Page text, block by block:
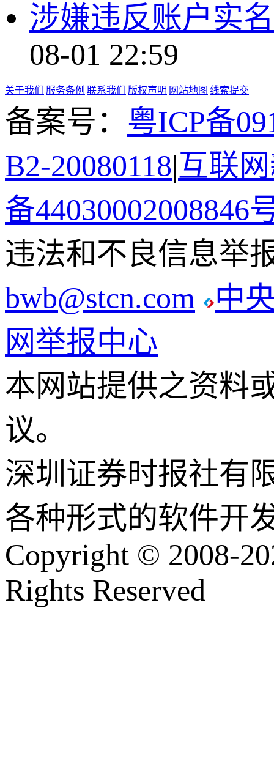
涉嫌违反账户实
08-01 22:59
关于我们 |服务条例 |联系我们 |版权声明| 网站地图 |线索提交
备案号： 粤ICP备
B2-20080118|互联
备44030002008846
违法和不良信息举
bwb@stcn.com
中
网举报中心
本网站提供之资料
议。
深圳证券时报社有
各种形式的软件开
Copyright © 2008-
Rights Reserved